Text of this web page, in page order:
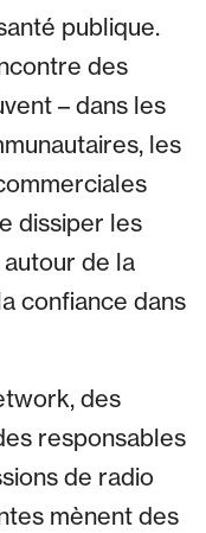
publique.
des
– dans les
les
dissiper les
de la
confiance dans
des
responsables
de radio
mènent des